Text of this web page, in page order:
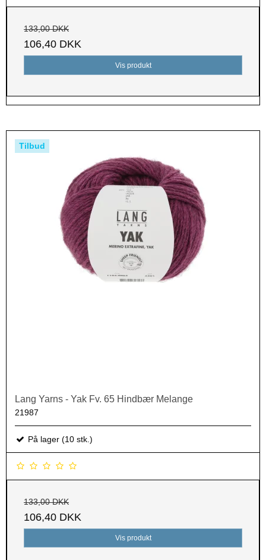
133,00 DKK
106,40 DKK
Vis produkt
Tilbud
Lang Yarns - Yak Fv. 65 Hindbær Melange
21987
På lager (10 stk.)
133,00 DKK
106,40 DKK
Vis produkt